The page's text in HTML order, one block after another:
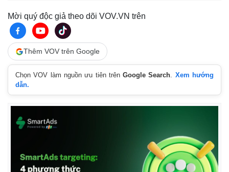
Mời quý độc giả theo dõi VOV.VN trên
Thêm VOV trên Google
Chọn VOV làm nguồn ưu tiên trênGoogle Search. Xem hướng
dẫn.